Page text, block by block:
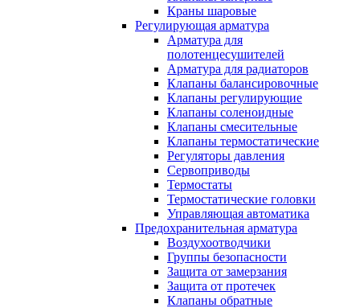
Краны шаровые
Регулирующая арматура
Арматура для
полотенцесушителей
Арматура для радиаторов
Клапаны балансировочные
Клапаны регулирующие
Клапаны соленоидные
Клапаны смесительные
Клапаны термостатические
Регуляторы давления
Сервоприводы
Термостаты
Термостатические головки
Управляющая автоматика
Предохранительная арматура
Воздухоотводчики
Группы безопасности
Защита от замерзания
Защита от протечек
Клапаны обратные